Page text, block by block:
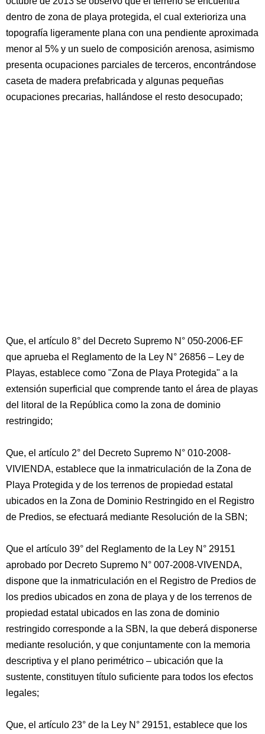
dentro de zona de playa protegida, el cual exterioriza una
topografía ligeramente plana con una pendiente aproximada
menor al 5% y un suelo de composición arenosa, asimismo
presenta ocupaciones parciales de terceros, encontrándose
caseta de madera prefabricada y algunas pequeñas
ocupaciones precarias, hallándose el resto desocupado;
Que, el artículo 8° del Decreto Supremo N° 050-2006-EF
que aprueba el Reglamento de la Ley N° 26856 – Ley de
Playas, establece como "Zona de Playa Protegida" a la
extensión superficial que comprende tanto el área de playas
del litoral de la República como la zona de dominio
restringido;
Que, el artículo 2° del Decreto Supremo N° 010-2008-
VIVIENDA, establece que la inmatriculación de la Zona de
Playa Protegida y de los terrenos de propiedad estatal
ubicados en la Zona de Dominio Restringido en el Registro
de Predios, se efectuará mediante Resolución de la SBN;
Que el artículo 39° del Reglamento de la Ley N° 29151
aprobado por Decreto Supremo N° 007-2008-VIVENDA,
dispone que la inmatriculación en el Registro de Predios de
los predios ubicados en zona de playa y de los terrenos de
propiedad estatal ubicados en las zona de dominio
restringido corresponde a la SBN, la que deberá disponerse
mediante resolución, y que conjuntamente con la memoria
descriptiva y el plano perimétrico – ubicación que la
sustente, constituyen título suficiente para todos los efectos
legales;
Que, el artículo 23° de la Ley N° 29151, establece que los